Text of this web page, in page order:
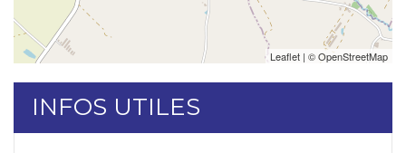
Leaflet | ©OpenStreetMap
INFOS UTILES